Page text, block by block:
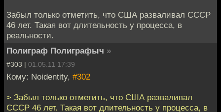
Забыл только отметить, что США разваливал СССР
46 лет. Такая вот длительность у процесса, в
реальности.
Полиграф Полиграфыч »
#303 | 01.05.11 17:39
Кому: Noidentity, #302
> Забыл только отметить, что США разваливал
СССР 46 лет. Такая вот длительность у процесса, в